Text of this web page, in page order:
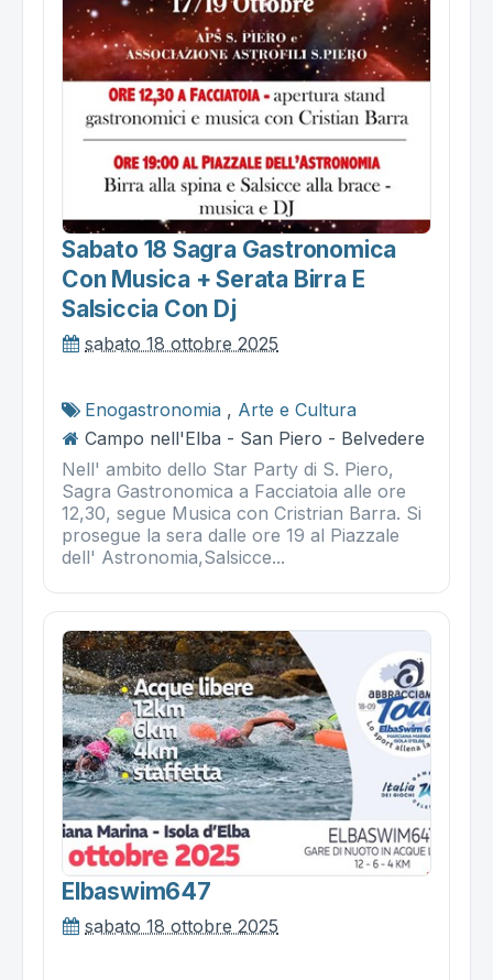
Sabato 18 Sagra Gastronomica
Con Musica + Serata Birra E
Salsiccia Con Dj
sabato 18 ottobre 2025
Enogastronomia , Arte e Cultura
Campo nell'Elba - San Piero - Belvedere
Nell' ambito dello Star Party di S. Piero,
Sagra Gastronomica a Facciatoia alle ore
12,30, segue Musica con Cristrian Barra. Si
prosegue la sera dalle ore 19 al Piazzale
dell' Astronomia,Salsicce...
Elbaswim647
sabato 18 ottobre 2025